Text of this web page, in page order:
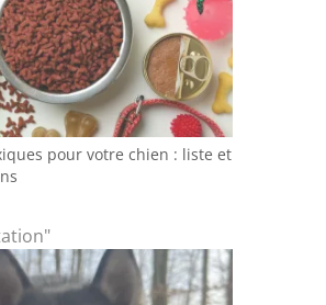
pour votre chien : liste et